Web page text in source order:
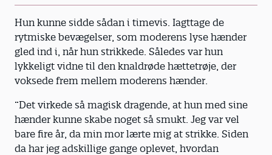
Hun kunne sidde sådan i timevis. Iagttage de
rytmiske bevægelser, som moderens lyse hænder
gled ind i, når hun strikkede. Således var hun
lykkeligt vidne til den knaldrøde hættetrøje, der
voksede frem mellem moderens hænder.
”Det virkede så magisk dragende, at hun med sine
hænder kunne skabe noget så smukt. Jeg var vel
bare fire år, da min mor lærte mig at strikke. Siden
da har jeg adskillige gange oplevet, hvordan